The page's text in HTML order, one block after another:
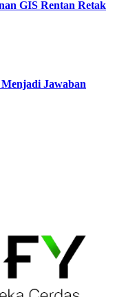
GIS Rentan Retak
Jawaban